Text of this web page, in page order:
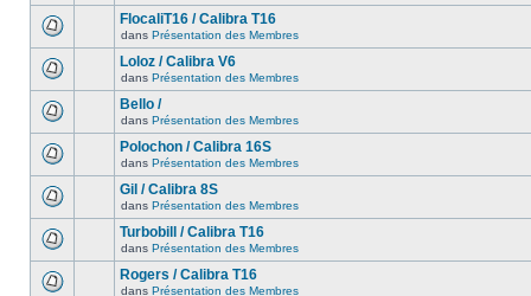
FlocaliT16 / Calibra T16
dans Présentation des Membres
Loloz / Calibra V6
dans Présentation des Membres
Bello /
dans Présentation des Membres
Polochon / Calibra 16S
dans Présentation des Membres
Gil / Calibra 8S
dans Présentation des Membres
Turbobill / Calibra T16
dans Présentation des Membres
Rogers / Calibra T16
dans Présentation des Membres